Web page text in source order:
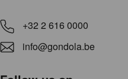
+32 2 616 0000
info@gondola.be